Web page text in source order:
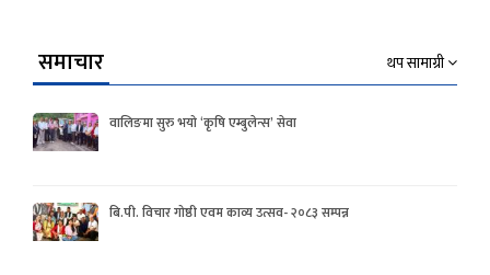
समाचार थप सामाग्री
वालिङमा सुरु भयो ‘कृषि एम्बुलेन्स’ सेवा
बि.पी. विचार गोष्ठी एवम काव्य उत्सव- २०८३ सम्पन्न